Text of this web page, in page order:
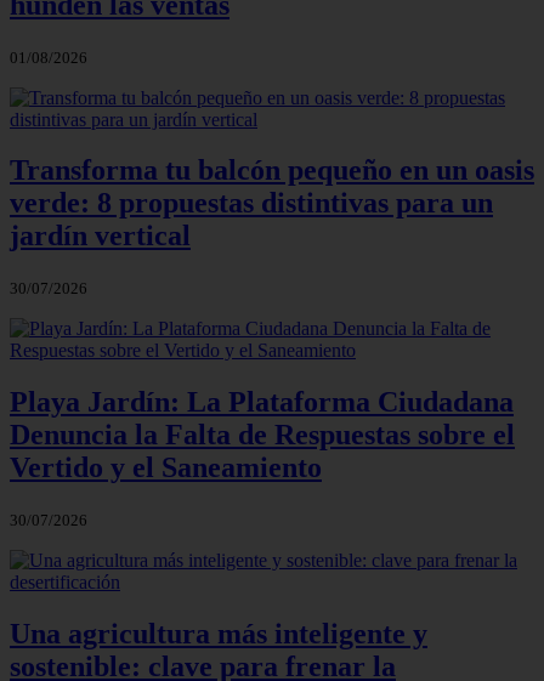
01/08/2026
Transforma tu balcón pequeño en un oasis
verde: 8 propuestas distintivas para un
jardín vertical
30/07/2026
Playa Jardín: La Plataforma Ciudadana
Denuncia la Falta de Respuestas sobre el
Vertido y el Saneamiento
30/07/2026
Una agricultura más inteligente y
sostenible: clave para frenar la